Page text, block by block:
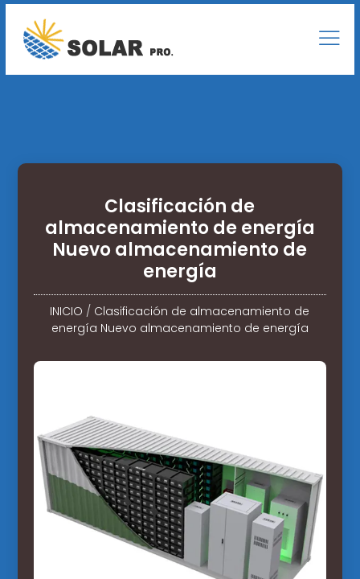
Clasificación de
almacenamiento de energía
Nuevo almacenamiento de
energía
INICIO / Clasificación de almacenamiento de
energía Nuevo almacenamiento de energía